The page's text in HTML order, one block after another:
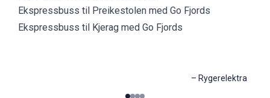
Ekspressbuss til Preikestolen med Go Fjords
Ekspressbuss til Kjerag med Go Fjords
– Rygerelektra